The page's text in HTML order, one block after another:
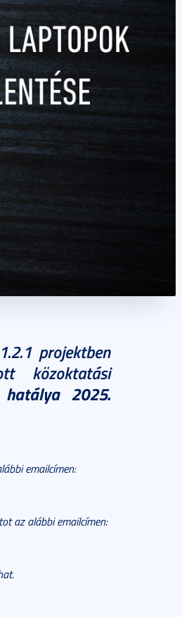
projektben
közoktatási
hatálya 2025.
emailcímen:
az alábbi emailcímen: